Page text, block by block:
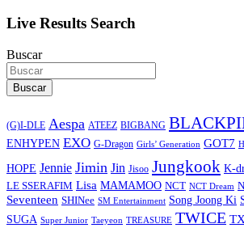
Live Results Search
Buscar
Buscar
(G)I-DLE Aespa ATEEZ BIGBANG
ENHYPEN EXO G-Dragon Girls’ Generation GOT7
HOPE Jennie Jimin Jin Jisoo Jungkook K-
LE SSERAFIM Lisa MAMAMOO NCT NCT Dream
Seventeen SHINee SM Entertainment Song Joong Ki
SUGA Super Junior Taeyeon TREASURE TWICE